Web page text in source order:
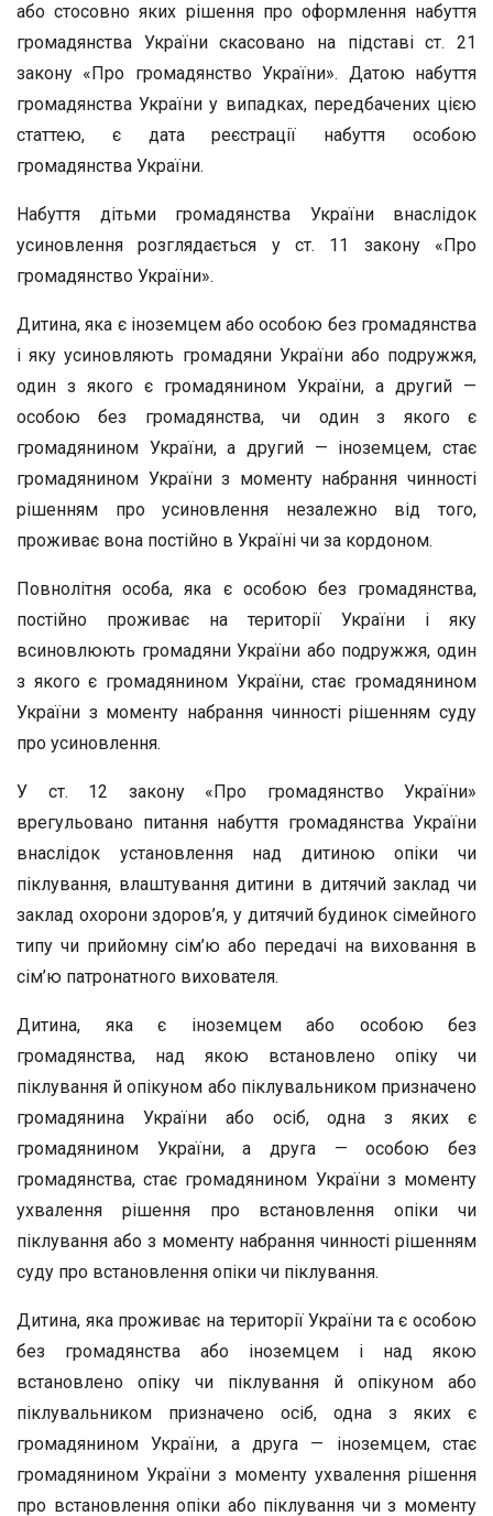
або стосовно яких рішення про оформлення набуття
громадянства України скасовано на підставі ст. 21
закону «Про громадянство України». Датою набуття
громадянства України у випадках, передбачених цією
статтею, є дата реєстрації набуття особою
громадянства України.
Набуття дітьми громадянства України внаслідок
усиновлення розглядається у ст. 11 закону «Про
громадянство України».
Дитина, яка є іноземцем або особою без громадянства
і яку усиновляють громадяни України або подружжя,
один з якого є громадянином України, а другий —
особою без громадянства, чи один з якого є
громадянином України, а другий — іноземцем, стає
громадянином України з моменту набрання чинності
рішенням про усиновлення незалежно від того,
проживає вона постійно в Україні чи за кордоном.
Повнолітня особа, яка є особою без громадянства,
постійно проживає на території України і яку
всиновлюють громадяни України або подружжя, один
з якого є громадянином України, стає громадянином
України з моменту набрання чинності рішенням суду
про усиновлення.
У ст. 12 закону «Про громадянство України»
врегульовано питання набуття громадянства України
внаслідок установлення над дитиною опіки чи
піклування, влаштування дитини в дитячий заклад чи
заклад охорони здоров’я, у дитячий будинок сімейного
типу чи прийомну сім’ю або передачі на виховання в
сім’ю патронатного вихователя.
Дитина, яка є іноземцем або особою без
громадянства, над якою встановлено опіку чи
піклування й опікуном або піклувальником призначено
громадянина України або осіб, одна з яких є
громадянином України, а друга — особою без
громадянства, стає громадянином України з моменту
ухвалення рішення про встановлення опіки чи
піклування або з моменту набрання чинності рішенням
суду про встановлення опіки чи піклування.
Дитина, яка проживає на території України та є особою
без громадянства або іноземцем і над якою
встановлено опіку чи піклування й опікуном або
піклувальником призначено осіб, одна з яких є
громадянином України, а друга — іноземцем, стає
громадянином України з моменту ухвалення рішення
про встановлення опіки або піклування чи з моменту